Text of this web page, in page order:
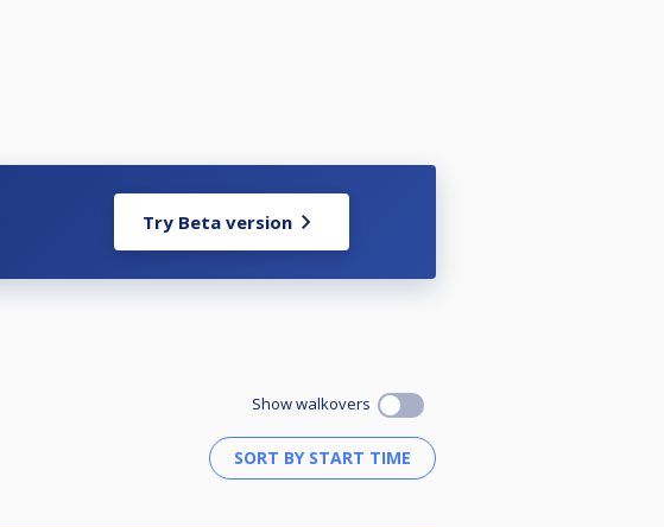
Try Beta version
Show walkovers